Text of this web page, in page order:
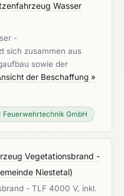
Wasser
-
sich zusammen aus
sowie der
der Beschaffung »
Feuerwehrtechnik GmbH
Vegetationsbrand -
Niestetal)
- TLF 4000 V, inkl.